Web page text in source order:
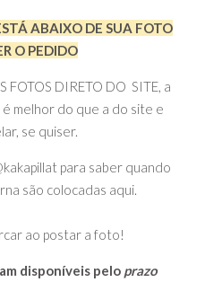
ABAIXO DE SUA FOTO
O PEDIDO
FOTOS DIRETO DO SITE, a
melhor do que a do site e
se quiser.
para saber quando
são colocadas aqui.
ao postar a foto!
disponíveis peloprazo